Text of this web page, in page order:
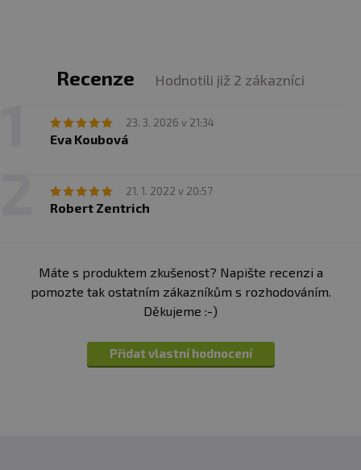
Recenze Hodnotili již 2 zákazníci
23. 3. 2026 v 21:34
Eva Koubová
21. 1. 2022 v 20:57
Robert Zentrich
Máte s produktem zkušenost? Napište recenzi a
pomozte tak ostatním zákazníkům s rozhodováním.
Děkujeme :-)
Přidat vlastní hodnocení